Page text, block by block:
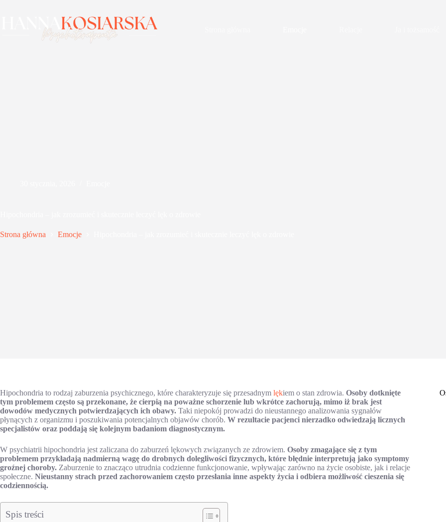
Strona główna Emocje
Hipochondria to rodzaj zaburzenia psychicznego, które charakteryzuje się przesadnym lękiem o stan zdrowia. Osoby dotknięte
tym problemem często są przekonane, że cierpią na poważne schorzenie lub wkrótce zachorują, mimo iż brak jest
dowodów medycznych potwierdzających ich obawy. Taki niepokój prowadzi do nieustannego analizowania sygnałów
płynących z organizmu i poszukiwania potencjalnych objawów chorób. W rezultacie pacjenci nierzadko odwiedzają licznych
specjalistów oraz poddają się kolejnym badaniom diagnostycznym.
W psychiatrii hipochondria jest zaliczana do zaburzeń lękowych związanych ze zdrowiem. Osoby zmagające się z tym
problemem przykładają nadmierną wagę do drobnych dolegliwości fizycznych, które błędnie interpretują jako symptomy
groźnej choroby. Zaburzenie to znacząco utrudnia codzienne funkcjonowanie, wpływając zarówno na życie osobiste, jak i relacje
społeczne. Nieustanny strach przed zachorowaniem często przesłania inne aspekty życia i odbiera możliwość cieszenia się
codziennością.
Spis treści